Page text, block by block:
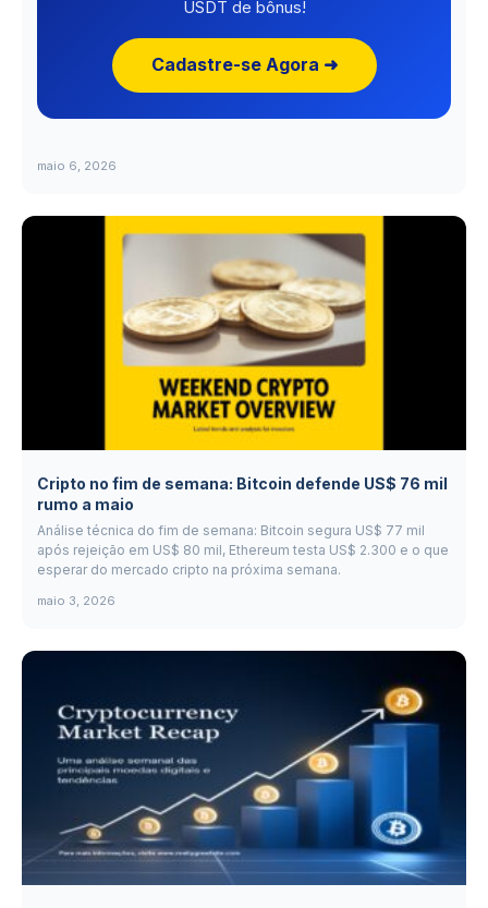
USDT de bônus!
Cadastre-se Agora ➜
maio 6, 2026
Cripto no fim de semana: Bitcoin defende US$ 76 mil
rumo a maio
Análise técnica do fim de semana: Bitcoin segura US$ 77 mil
após rejeição em US$ 80 mil, Ethereum testa US$ 2.300 e o que
esperar do mercado cripto na próxima semana.
maio 3, 2026